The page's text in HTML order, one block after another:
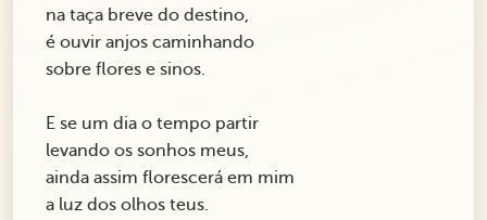
na taça breve do destino,
é ouvir anjos caminhando
sobre flores e sinos.
E se um dia o tempo partir
levando os sonhos meus,
ainda assim florescerá em mim
a luz dos olhos teus.